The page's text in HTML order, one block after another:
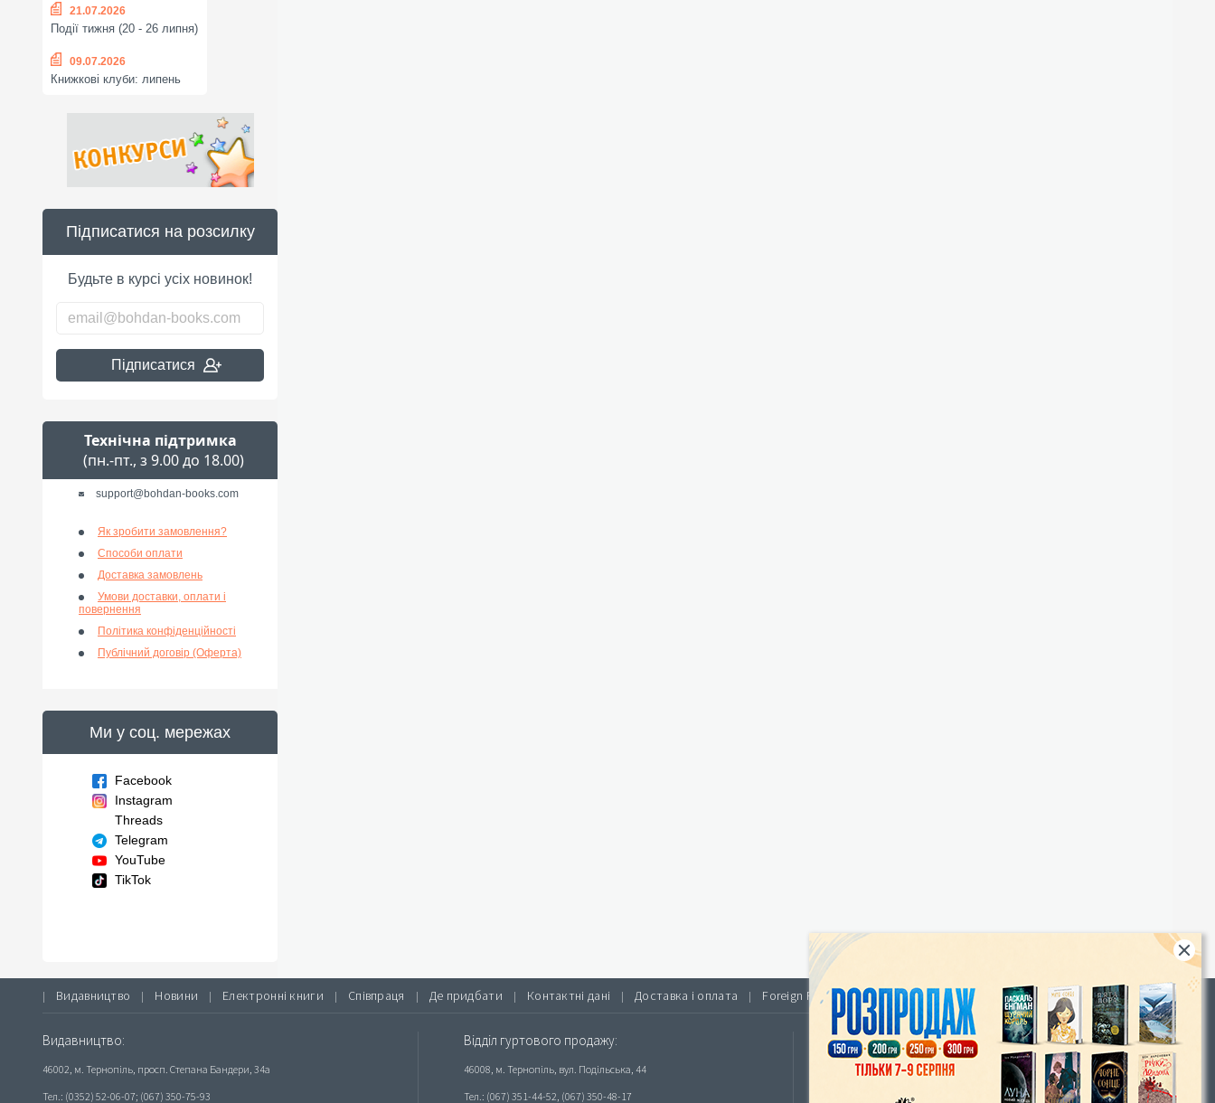
21.07.2026
Події тижня (20 - 26 липня)
09.07.2026
Книжкові клуби: липень
Підписатися на розсилку
Будьте в курсі усіх новинок!
Підписатися
Технічна підтримка
(пн.-пт., з 9.00 до 18.00)
support@bohdan-books.com
Як зробити замовлення?
Способи оплати
Доставка замовлень
Умови доставки, оплати і
повернення
Політика конфіденційності
Публічний договір (Оферта)
Ми у соц. мережах
Facebook
Instagram
Threads
Telegram
YouTube
TikTok
| Видавництво | Новини | Електронні книги | Співпраця | Де придбати | Контактні дані | Доставка і оплата | Foreign Rights |
Видавництво:
46002, м. Тернопіль, просп. Степана Бандери, 34а
Тел.: (0352) 52-06-07; (067) 350-75-93
Відділ гуртового продажу:
46008, м. Тернопіль, вул. Подільська, 44
Тел.: (067) 351-44-52, (067) 350-48-17
Інтернет-магазин «Видавництво Богдан»:
46018, м. Тернопіль, А/С 529
Тел.: (067) 350-18-70, (066) 727-17-62